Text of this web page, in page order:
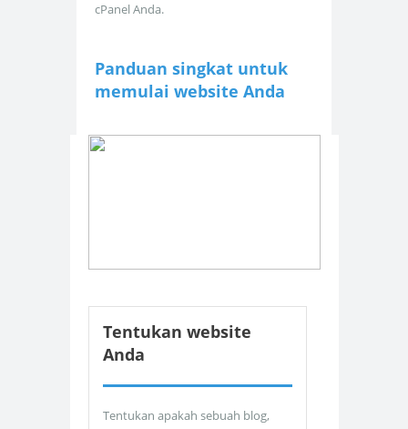
cPanel Anda.
Panduan singkat untuk
memulai website Anda
Tentukan website
Anda
Tentukan apakah sebuah blog,